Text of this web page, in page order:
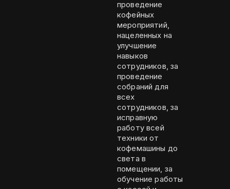
проведение
кофейных
мероприятий,
нацеленных на
улучшение
навыков
сотрудников, за
проведение
собраний для
всех
сотрудников, за
исправную
работу всей
техники от
кофемашины до
света в
помещении, за
обучение работы